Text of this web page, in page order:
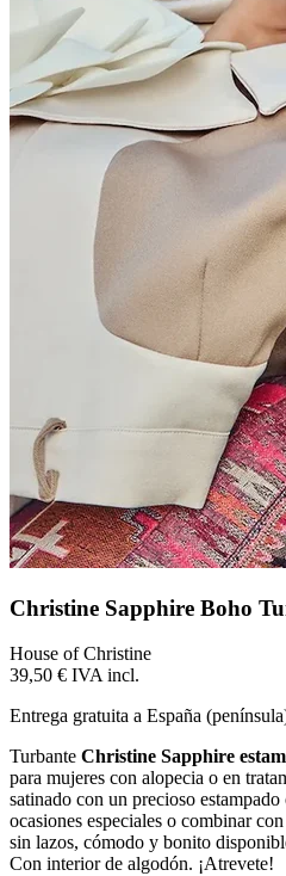
Christine Sapphire Boho
House of Christine
39,50 € IVA incl.
Entrega gratuita a España
Turbante Christine Sapphire
para mujeres con alopecia o en
satinado con un precioso
ocasiones especiales o combinar
sin lazos, cómodo y bonito
Con interior de algodón. ¡Atrevete!